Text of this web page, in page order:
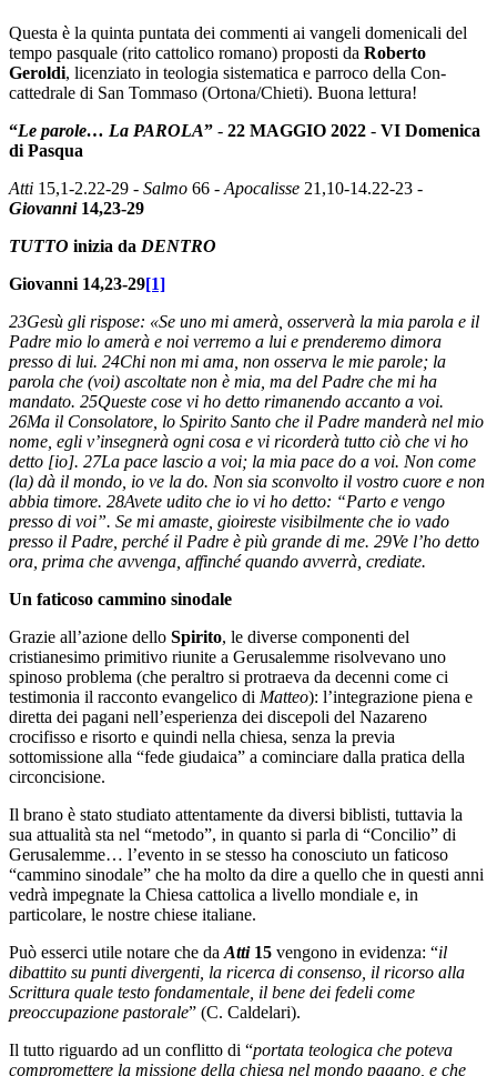
Questa è la quinta puntata dei commenti ai vangeli domenicali del
tempo pasquale (rito cattolico romano) proposti da Roberto
Geroldi, licenziato in teologia sistematica e parroco della Con-
cattedrale di San Tommaso (Ortona/Chieti). Buona lettura!
“Le parole… La PAROLA” - 22 MAGGIO 2022 - VI Domenica
di Pasqua
Atti 15,1-2.22-29 - Salmo 66 - Apocalisse 21,10-14.22-23 -
Giovanni 14,23-29
TUTTO inizia da DENTRO
Giovanni 14,23-29[1]
23Gesù gli rispose: «Se uno mi amerà, osserverà la mia parola e il
Padre mio lo amerà e noi verremo a lui e prenderemo dimora
presso di lui. 24Chi non mi ama, non osserva le mie parole; la
parola che (voi) ascoltate non è mia, ma del Padre che mi ha
mandato. 25Queste cose vi ho detto rimanendo accanto a voi.
26Ma il Consolatore, lo Spirito Santo che il Padre manderà nel mio
nome, egli v’insegnerà ogni cosa e vi ricorderà tutto ciò che vi ho
detto [io]. 27La pace lascio a voi; la mia pace do a voi. Non come
(la) dà il mondo, io ve la do. Non sia sconvolto il vostro cuore e non
abbia timore. 28Avete udito che io vi ho detto: “Parto e vengo
presso di voi”. Se mi amaste, gioireste visibilmente che io vado
presso il Padre, perché il Padre è più grande di me. 29Ve l’ho detto
ora, prima che avvenga, affinché quando avverrà, crediate.
Un faticoso cammino sinodale
Grazie all’azione dello Spirito, le diverse componenti del
cristianesimo primitivo riunite a Gerusalemme risolvevano uno
spinoso problema (che peraltro si protraeva da decenni come ci
testimonia il racconto evangelico di Matteo): l’integrazione piena e
diretta dei pagani nell’esperienza dei discepoli del Nazareno
crocifisso e risorto e quindi nella chiesa, senza la previa
sottomissione alla “fede giudaica” a cominciare dalla pratica della
circoncisione.
Il brano è stato studiato attentamente da diversi biblisti, tuttavia la
sua attualità sta nel “metodo”, in quanto si parla di “Concilio” di
Gerusalemme… l’evento in se stesso ha conosciuto un faticoso
“cammino sinodale” che ha molto da dire a quello che in questi anni
vedrà impegnate la Chiesa cattolica a livello mondiale e, in
particolare, le nostre chiese italiane.
Può esserci utile notare che da Atti 15 vengono in evidenza: “il
dibattito su punti divergenti, la ricerca di consenso, il ricorso alla
Scrittura quale testo fondamentale, il bene dei fedeli come
preoccupazione pastorale” (C. Caldelari).
Il tutto riguardo ad un conflitto di “portata teologica che poteva
compromettere la missione della chiesa nel mondo pagano, e che